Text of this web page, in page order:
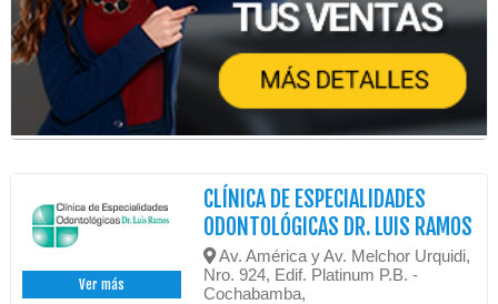
Ver más
CLÍNICA DE ESPECIALIDADES
ODONTOLÓGICAS DR. LUIS RAMOS
Av. América y Av. Melchor Urquidi,
Nro. 924, Edif. Platinum P.B. -
Cochabamba,